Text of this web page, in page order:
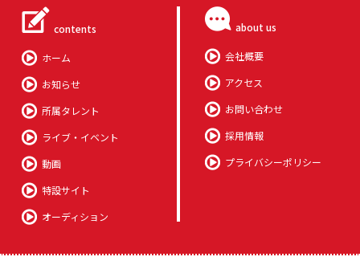
contents
ホーム
お知らせ
所属タレント
ライブ・イベント
動画
特設サイト
オーディション
about us
会社概要
アクセス
お問い合わせ
採用情報
プライバシーポリシー